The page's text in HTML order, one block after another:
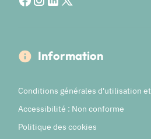
Information
Conditions générales d'utilisation
Accessibilité : Non conforme
Politique des cookies